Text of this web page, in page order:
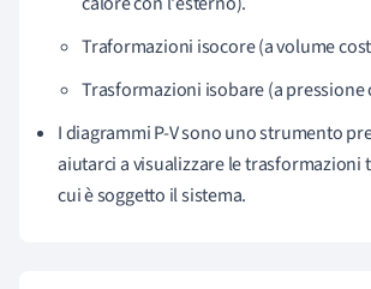
Traformazioni isocore (a volume
Trasformazioni isobare (a pressione
I diagrammi P-V sono uno strumento
aiutarci a visualizzare le
cui è soggetto il sistema.